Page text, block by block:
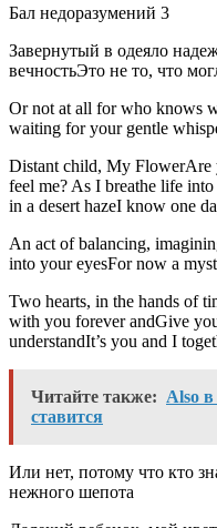
Бал недоразуме­ний 3
Завернутый в одеяло
вечностьЭто не то, что
Or not at all for who knows
waiting for your gentle
Distant child, My FlowerAre
feel me? As I breathe life
in a desert hazeI know one
An act of balancing,
into your eyesFor now a
Two hearts, in the hands of
with you forever andGive
understandIt’s you and I
Читайте также: Also
ставится
Или нет, потому что кто
нежного шепота